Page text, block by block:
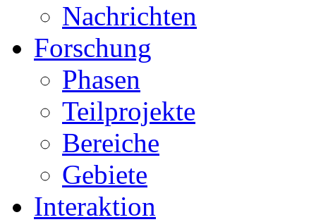
Nachrichten
Forschung
Phasen
Teilprojekte
Bereiche
Gebiete
Interaktion